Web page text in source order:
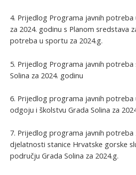
4. Prijedlog Programa javnih potreba
za 2024. godinu s Planom sredstava
potreba u sportu za 2024.g.
5. Prijedlog Programa javnih potreba
Solina za 2024. godinu
6. Prijedlog programa javnih potreba
odgoju i školstvu Grada Solina za
7. Prijedlog programa javnih potreba
djelatnosti stanice Hrvatske gorske
području Grada Solina za 2024.g.